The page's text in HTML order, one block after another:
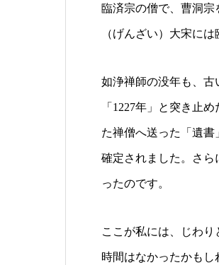
臨済宗の僧で、曹洞
（げんざい）大宋に
如浄禅師の没年も、古
「1227年」と突き止
た禅僧へ送った「遺書
確定されました。さら
ったのです。
ここが私には、じわ
時間はなかったかも